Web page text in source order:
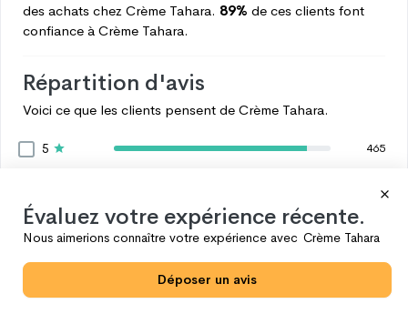
des achats chez Crème Tahara. 89% de ces clients font
confiance à Crème Tahara.
Répartition d'avis
Voici ce que les clients pensent de Crème Tahara.
5 465
13
Voir plus
Évaluez votre expérience récente.
Nous aimerions connaître votre expérience avec Crème Tahara
Déposer un avis